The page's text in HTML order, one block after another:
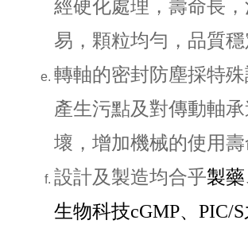
經硬化處理，壽命長
易，顆粒均勻，品質穩
轉軸的密封防塵採特
產生污點及對傳動軸
壞，增加機械的使用壽
設計及製造均合乎製藥
生物科技cGMP、PIC/S